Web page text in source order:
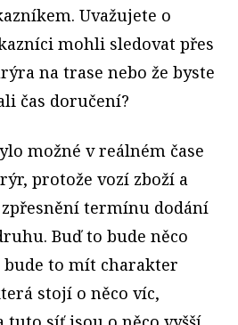
Uvažujete o
mohli sledovat přes
na trase nebo že byste
čas doručení?
možné v reálném čase
protože vozí zboží a
termínu dodání
Buď to bude něco
to mít charakter
stojí o něco víc,